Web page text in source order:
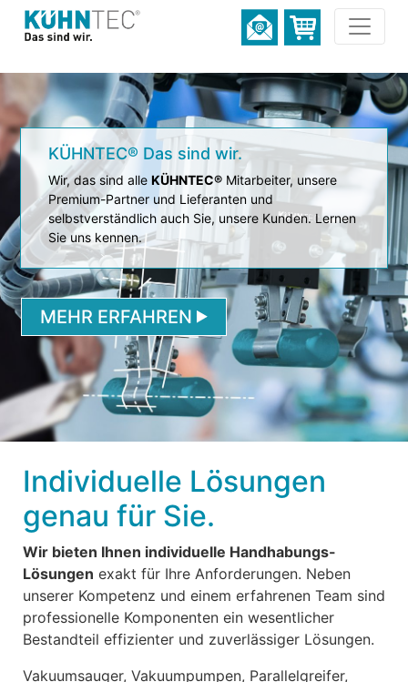
KÜHNTEC® Das sind wir.
Wir, das sind alleKÜHNTEC® Mitarbeiter, unsere
Premium-Partner und Lieferanten und
selbstverständlich auch Sie, unsere Kunden. Lernen
Sie uns kennen.
Markenprodukte in geprüfter
KÜHNTEC® Qualität.
Von Vakuumsaugern über Greiferkomponenten und
bis hin zu individuellen Systemlösungen – hier
finden Sie die perfekten Produkte für jede
Anwendung.
Previous
Individuelle Lösungen
genau für Sie.
Wir bieten Ihnen individuelle Handhabungs-
Lösungenexakt für Ihre Anforderungen. Neben
unserer Kompetenz und einem erfahrenen Team sind
professionelle Komponenten ein wesentlicher